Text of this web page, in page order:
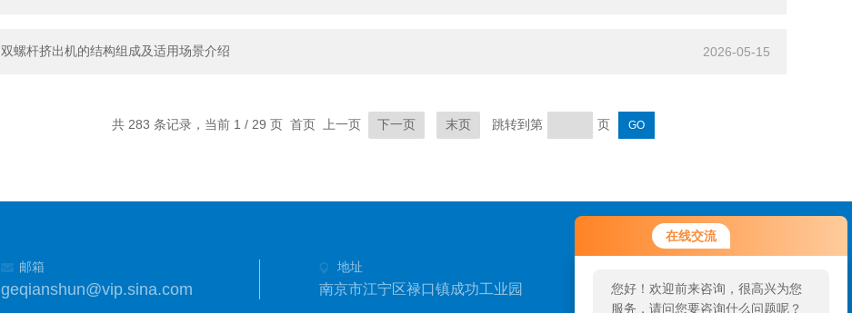
在线交流
您好！欢迎前来咨询，很高兴为您
服务，请问您要咨询什么问题呢？
双螺杆挤出机的结构组成及适用场景介绍 2026-05-15
共 283 条记录，当前 1 / 29 页 首页 上一页 下一页 末页 跳转到第 页
邮箱
geqianshun@vip.sina.com
地址
南京市江宁区禄口镇成功工业园